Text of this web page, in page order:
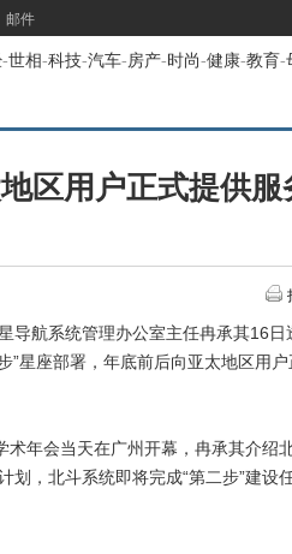
邮件
-世相-科技-汽车-房产-时尚-健康-教育-
区用户正式提供服
航系统管理办公室主任冉承其16日
”星座部署，年底前后向亚太地区用
年会当天在广州开幕，冉承其介绍
，北斗系统即将完成“第二步”建设